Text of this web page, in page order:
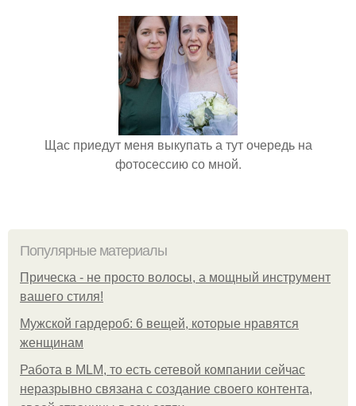
Щас приедут меня выкупать а тут очередь на
фотосессию со мной.
Популярные материалы
Прическа - не просто волосы, а мощный инструмент
вашего стиля!
Мужской гардероб: 6 вещей, которые нравятся
женщинам
Работа в MLM, то есть сетевой компании сейчас
неразрывно связана с создание своего контента,